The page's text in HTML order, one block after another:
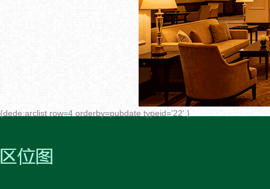
{dede:arclist row=4 orderby=pubdate typeid='22' }